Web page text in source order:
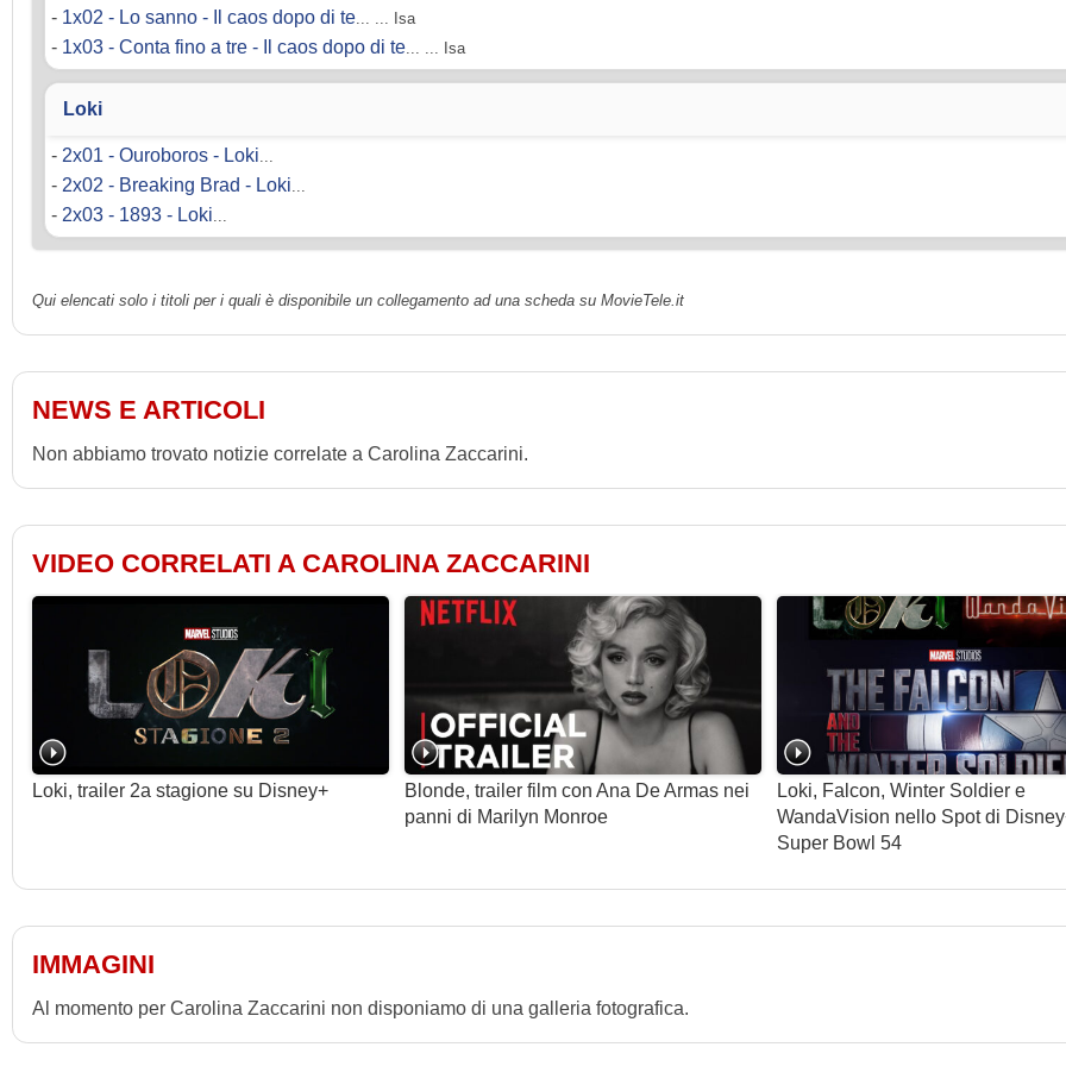
- 1x02 - Lo sanno - Il caos dopo di te... ... Isa
- 1x03 - Conta fino a tre - Il caos dopo di te... ... Isa
Loki
- 2x01 - Ouroboros - Loki...
- 2x02 - Breaking Brad - Loki...
- 2x03 - 1893 - Loki...
Qui elencati solo i titoli per i quali è disponibile un collegamento ad una scheda su MovieTele.it
NEWS E ARTICOLI
Non abbiamo trovato notizie correlate a Carolina Zaccarini.
VIDEO CORRELATI A CAROLINA ZACCARINI
Loki, trailer 2a stagione su Disney+
Blonde, trailer film con Ana De Armas nei
panni di Marilyn Monroe
Loki, Falcon, Winter Soldier e
WandaVision nello Spot di
Super Bowl 54
IMMAGINI
Al momento per Carolina Zaccarini non disponiamo di una galleria fotografica.